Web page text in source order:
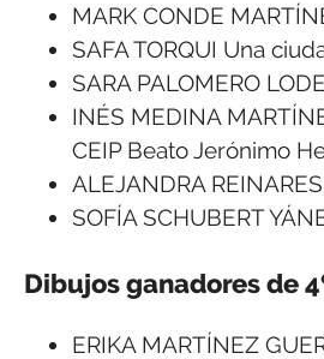
MARK CONDE
SAFA TORQUI Una
SARA PALOMERO
INÉS MEDINA
CEIP Beato Jerónimo
ALEJANDRA
SOFÍA SCHUBERT
Dibujos ganadores de
ERIKA MARTÍNEZ